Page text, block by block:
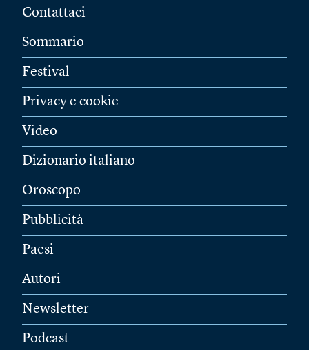
Contattaci
Sommario
Festival
Privacy e cookie
Video
Dizionario italiano
Oroscopo
Pubblicità
Paesi
Autori
Newsletter
Podcast